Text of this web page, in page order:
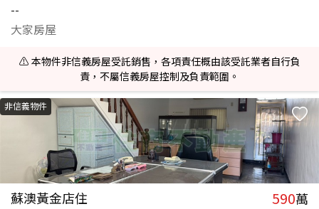
--
大家房屋
⚠️ 本物件非信義房屋受託銷售，各項責任概由該受託業者自行負
責，不屬信義房屋控制及負責範圍。
非信義物件
蘇澳黃金店住 590萬